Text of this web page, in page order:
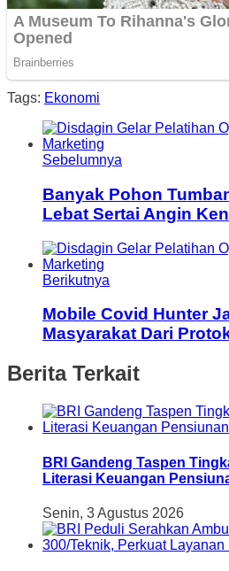
Tags: Ekonomi
Sebelumnya
Banyak Pohon
Lebat Sertai Angin
Berikutnya
Mobile Covid Hunter
Masyarakat Dari
Berita Terkait
BRI Gandeng Taspen
Literasi Keuangan
Senin, 3 Agustus 2026